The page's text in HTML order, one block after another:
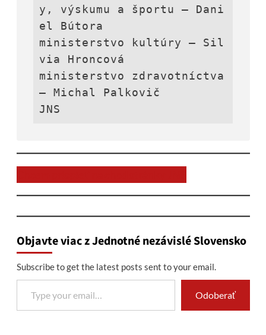
y, výskumu a športu – Dani
el Bútora
ministerstvo kultúry – Sil
via Hroncová
ministerstvo zdravotníctva
– Michal Palkovič
JNS
Objavte viac z Jednotné nezávislé Slovensko
Subscribe to get the latest posts sent to your email.
Type your email…
Odoberať